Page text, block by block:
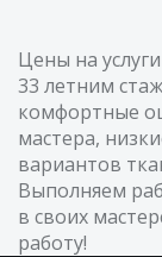
Цены на
33 летним
комфортные
мастера,
вариантов
Выполняем
в своих
работу!